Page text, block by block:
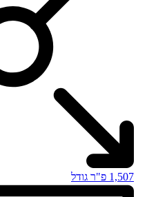
1,507 פ"ר גודל